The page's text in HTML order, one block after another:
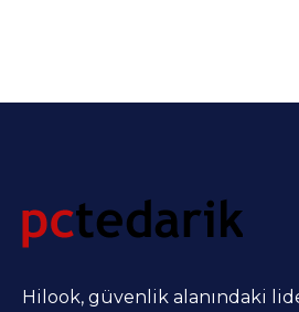
Hilook, güvenlik alanındaki